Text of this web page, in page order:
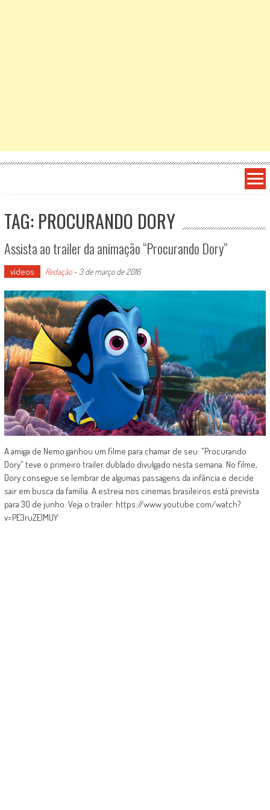
TAG: PROCURANDO DORY
Assista ao trailer da animação “Procurando Dory”
vídeos Redação- 3 de março de 2016
A amiga de Nemo ganhou um filme para chamar de seu: "Procurando
Dory" teve o primeiro trailer dublado divulgado nesta semana. No filme,
Dory consegue se lembrar de algumas passagens da infância e decide
sair em busca da família. A estreia nos cinemas brasileiros está prevista
para 30 de junho. Veja o trailer: https://www.youtube.com/watch?
v=PE3ruZElMUY